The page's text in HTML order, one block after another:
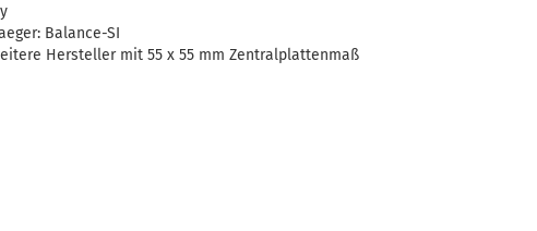
Balance-SI
Hersteller mit 55 x 55 mm Zentralplattenmaß